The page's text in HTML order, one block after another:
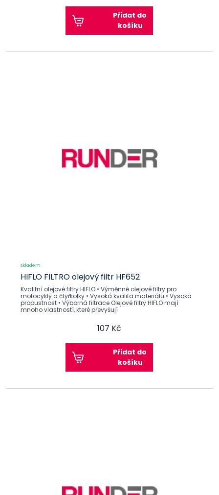
Přidat do
košíku
skladem
HIFLO FILTRO olejový filtr HF652
Kvalitní olejové filtry HIFLO • Výměnné olejové filtry pro
motocykly a čtyřkolky • Vysoká kvalita materiálu • Vysoká
propustnost • Výborná filtrace Olejové filtry HIFLO mají
mnoho vlastností, které převyšují
107 Kč
Přidat do
košíku